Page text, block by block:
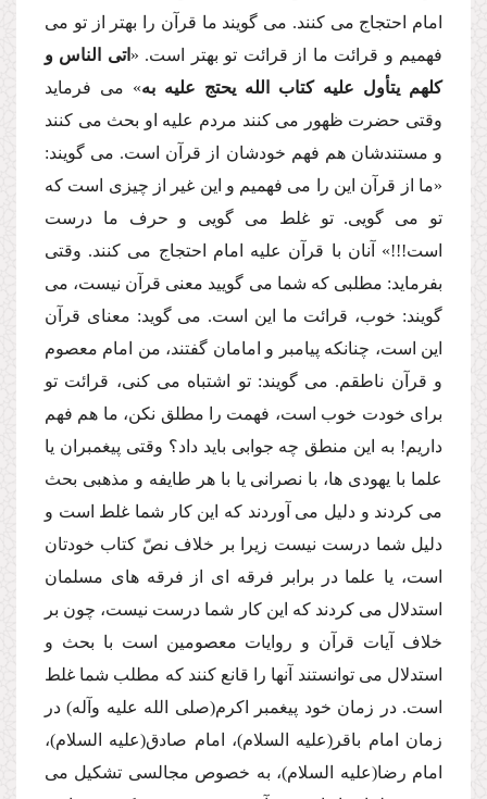
امام احتجاج مى كنند. مى گویند ما قرآن را بهتر از تو مى
فهمیم و قرائت ما از قرائت تو بهتر است. « اتى الناس و
كلهم یتأول علیه كتاب الله یحتج علیه به» مى فرماید
وقتى حضرت ظهور مى كنند مردم علیه او بحث مى كنند
و مستندشان هم فهم خودشان از قرآن است. مى گویند:
«ما از قرآن این را مى فهمیم و این غیر از چیزى است كه
تو مى گویى. تو غلط مى گویى و حرف ما درست
است!!!» آنان با قرآن علیه امام احتجاج مى كنند. وقتى
بفرماید: مطلبى كه شما مى گویید معنى قرآن نیست، مى
گویند: خوب، قرائت ما این است. مى گوید: معناى قرآن
این است، چنانكه پیامبر و امامان گفتند، من امام معصوم
و قرآن ناطقم. مى گویند: تو اشتباه مى كنى، قرائت تو
براى خودت خوب است، فهمت را مطلق نكن، ما هم فهم
داریم! به این منطق چه جوابى باید داد؟ وقتى پیغمبران یا
علما با یهودى ها، با نصرانى یا با هر طایفه و مذهبى بحث
مى كردند و دلیل مى آوردند كه این كار شما غلط است و
دلیل شما درست نیست زیرا بر خلاف نصّ كتاب خودتان
است، یا علما در برابر فرقه اى از فرقه هاى مسلمان
استدلال مى كردند كه این كار شما درست نیست، چون بر
خلاف آیات قرآن و روایات معصومین است با بحث و
استدلال مى توانستند آنها را قانع كنند كه مطلب شما غلط
است. در زمان خود پیغمبر اكرم(صلى الله علیه وآله) در
زمان امام باقر(علیه السلام)، امام صادق(علیه السلام)،
امام رضا(علیه السلام)، به خصوص مجالسى تشكیل مى